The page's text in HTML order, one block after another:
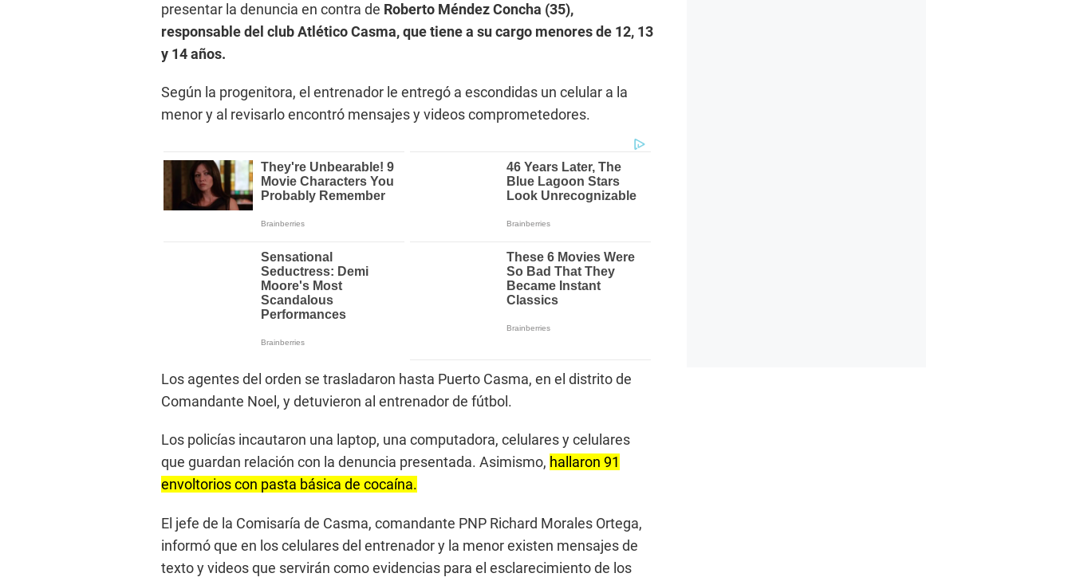
presentar la denuncia en contra de Roberto Méndez Concha (35),
responsable del club Atlético Casma, que tiene a su cargo menores de 12, 13
y 14 años.
Según la progenitora, el entrenador le entregó a escondidas un celular a la
menor y al revisarlo encontró mensajes y videos comprometedores.
Los agentes del orden se trasladaron hasta Puerto Casma, en el distrito de
Comandante Noel, y detuvieron al entrenador de fútbol.
Los policías incautaron una laptop, una computadora, celulares y celulares
que guardan relación con la denuncia presentada. Asimismo, hallaron 91
envoltorios con pasta básica de cocaína.
El jefe de la Comisaría de Casma, comandante PNP Richard Morales Ortega,
informó que en los celulares del entrenador y la menor existen mensajes de
texto y videos que servirán como evidencias para el esclarecimiento de los